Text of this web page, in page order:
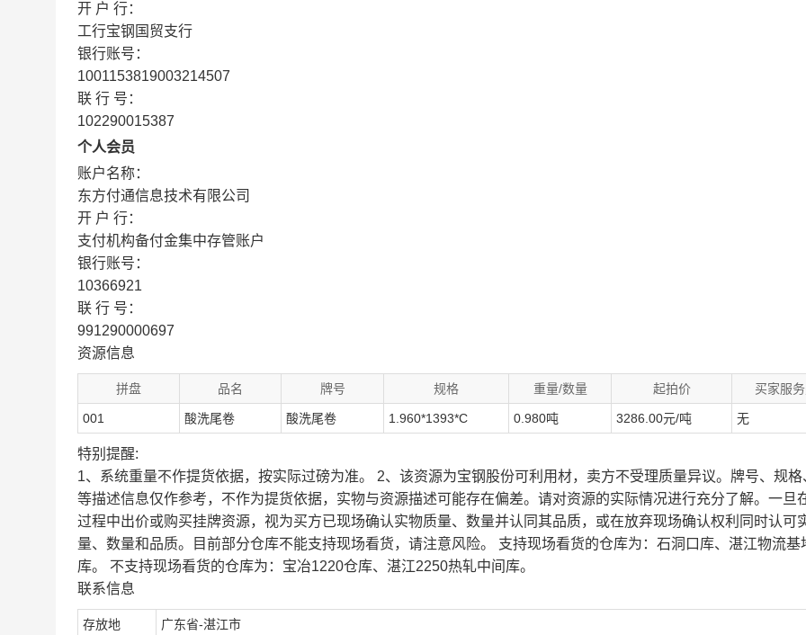
开 户 行：
工行宝钢国贸支行
银行账号：
1001153819003214507
联 行 号：
102290015387
个人会员
账户名称：
东方付通信息技术有限公司
开 户 行：
支付机构备付金集中存管账户
银行账号：
10366921
联 行 号：
991290000697
资源信息
拼盘 品名 牌号 规格 重量/数量 起拍价 买家服
001 酸洗尾卷 酸洗尾卷 1.960*1393*C 0.980吨 3286.00元/吨 无
特别提醒:
1、系统重量不作提货依据，按实际过磅为准。 2、该资源为宝钢股份可利用材，卖方不受理质量异议。牌号、规格
等描述信息仅作参考，不作为提货依据，实物与资源描述可能存在偏差。请对资源的实际情况进行充分了解。一旦
过程中出价或购买挂牌资源，视为买方已现场确认实物质量、数量并认同其品质，或在放弃现场确认权利同时认可
量、数量和品质。目前部分仓库不能支持现场看货，请注意风险。 支持现场看货的仓库为：石洞口库、湛江物流基
库。 不支持现场看货的仓库为：宝冶1220仓库、湛江2250热轧中间库。
联系信息
存放地 广东省-湛江市